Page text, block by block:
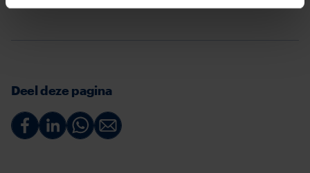
Deel deze pagina
Deel Deel Deel Deel